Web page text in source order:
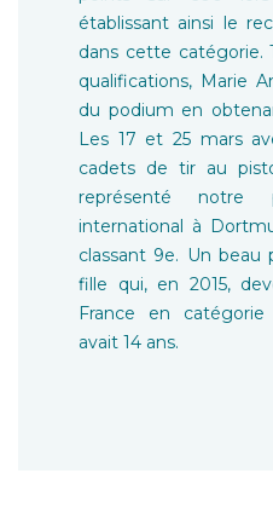
établissant ainsi le
dans cette catégorie.
qualifications, Marie
du podium en
Les 17 et 25 mars
cadets de tir au
représenté notre
international à
classant 9e. Un beau
fille qui, en 2015,
France en
avait 14 ans.